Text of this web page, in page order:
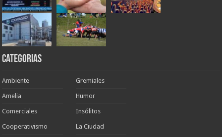
Categorias
Ambiente
Amelia
Comerciales
Cooperativismo
Gremiales
Humor
Insólitos
La Ciudad